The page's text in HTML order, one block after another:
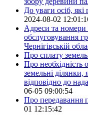
До уваги осіб,
2024-08-02
Адреси та номери
обслуговування
Чернігівській
Про сплату
Про необхідність
земельні
відповідно до
06-05 09:00:54
Про передавання
01 12:15:42